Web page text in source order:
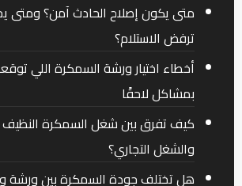
متى يكون إصلاح الحادث آمن؟ ومتى
ترفض الاستلام؟
أخطاء اختيار ورشة السمكرة اللي
بمشاكل لاحقًا
كيف تفرق بين شغل السمكرة النظيف
والشغل التجاري؟
هل تختلف جودة السمكرة بين ورشة